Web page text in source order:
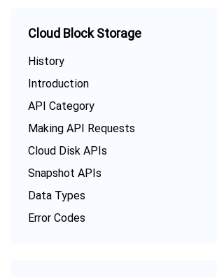
Cloud Block Storage
History
Introduction
API Category
Making API Requests
Cloud Disk APIs
Snapshot APIs
Data Types
Error Codes